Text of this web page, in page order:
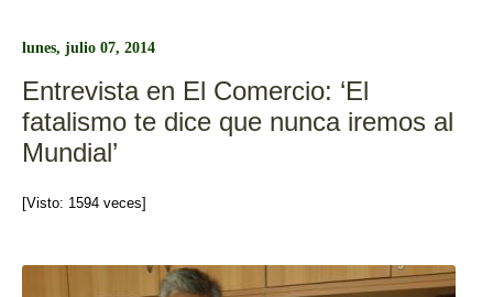
b
o
k
tir
lunes, julio 07, 2014
Entrevista en El Comercio: ‘El
fatalismo te dice que nunca iremos al
Mundial’
[Visto: 1594 veces]